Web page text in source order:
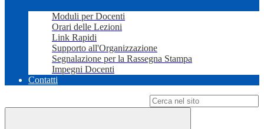
Moduli per Docenti
Orari delle Lezioni
Link Rapidi
Supporto all'Organizzazione
Segnalazione per la Rassegna Stampa
Impegni Docenti
Contatti